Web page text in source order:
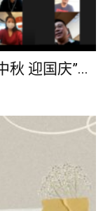
秋 迎国庆”...